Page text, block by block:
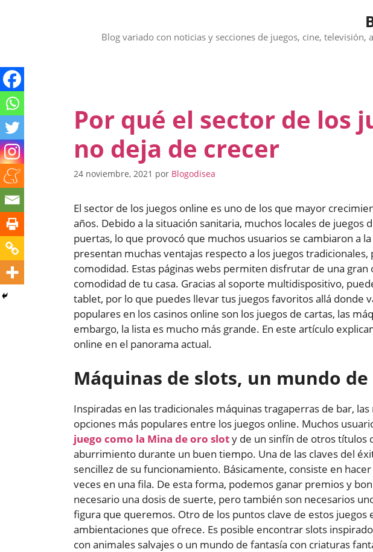
Blog variado con noticias y secciones de juegos, cine,
Por qué el sector de los
no deja de crecer
24 noviembre, 2021 por Blogodisea
El sector de los juegos online es uno de los que mayor
años. Debido a la situación sanitaria, muchos locales de juegos
puertas, lo que provocó que muchos usuarios se cambiaron a
presentan muchas ventajas respecto a los juegos tradicionales,
comodidad. Estas páginas webs permiten disfrutar de una
comodidad de tu casa. Gracias al soporte multidispositivo,
tablet, por lo que puedes llevar tus juegos favoritos allá donde
populares en los casinos online son los juegos de cartas, las
embargo, la lista es mucho más grande. En este artículo
online en el panorama actual.
Máquinas de slots, un mundo
Inspiradas en las tradicionales máquinas tragaperras de bar,
opciones más populares entre los juegos online. Muchos
juego como la Mina de oro sloty de un sinfín de otros títulos
aburrimiento durante un buen tiempo. Una de las claves del
sencillez de su funcionamiento. Básicamente, consiste en
veces en una fila. De esta forma, podemos ganar premios y
necesario una dosis de suerte, pero también son necesarios
figura que queremos. Otro de los puntos clave de estos juegos
ambientaciones que ofrece. Es posible encontrar slots
con animales salvajes o un mundo de fantasía con criaturas